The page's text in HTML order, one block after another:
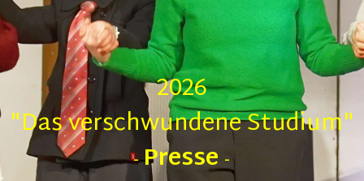
2026
"Das verschwundene Studium"
-Presse-